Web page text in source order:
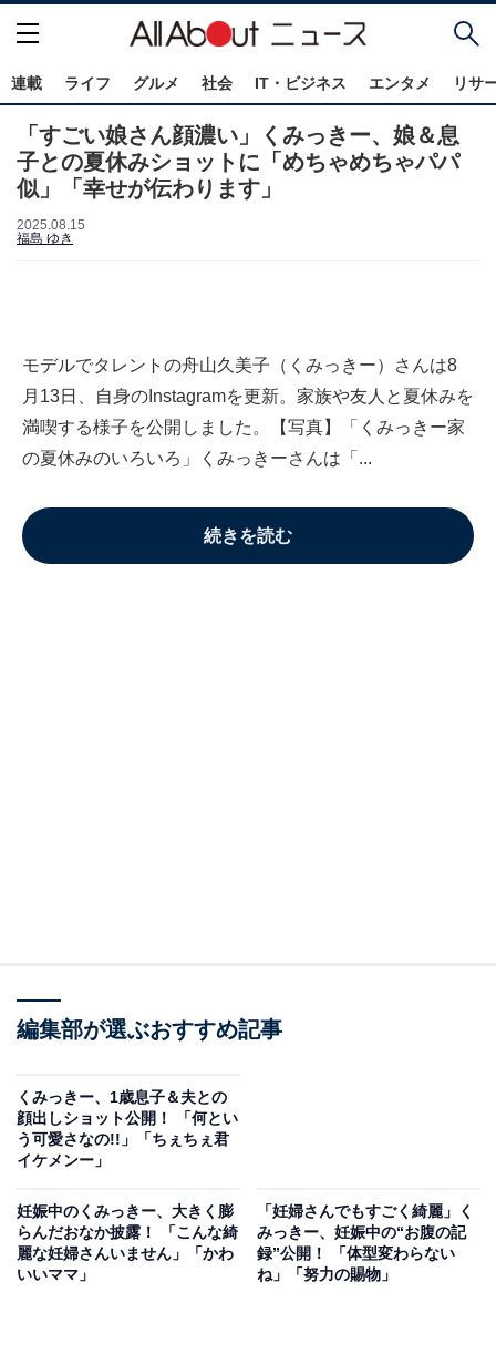
連載 ライフ グルメ 社会 IT・ビジネス エンタメ リサ
「すごい娘さん顔濃い」くみっきー、娘＆息
子との夏休みショットに「めちゃめちゃパパ
似」「幸せが伝わります」
2025.08.15
福島 ゆき
モデルでタレントの舟山久美子（くみっきー）さんは8
月13日、自身のInstagramを更新。家族や友人と夏休みを
満喫する様子を公開しました。【写真】「くみっきー家
の夏休みのいろいろ」くみっきーさんは「...
続きを読む
編集部が選ぶおすすめ記事
くみっきー、1歳息子＆夫との
顔出しショット公開！ 「何とい
う可愛さなの!!」「ちぇちぇ君
イケメンー」
妊娠中のくみっきー、大きく膨
らんだおなか披露！ 「こんな綺
麗な妊婦さんいません」「かわ
いいママ」
「妊婦さんでもすごく綺麗」く
みっきー、妊娠中の“お腹の記
録”公開！ 「体型変わらない
ね」「努力の賜物」